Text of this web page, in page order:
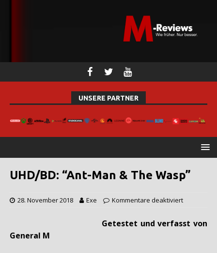
UNSERE PARTNER
UHD/BD: “Ant-Man & The Wasp”
28. November 2018 Exe Kommentare deaktiviert
Getestet und verfasst von
General M